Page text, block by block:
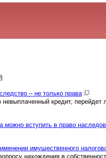
– не только права
невыплаченный кредит, перейдет
можно вступить в право
имущественного
нахождения в